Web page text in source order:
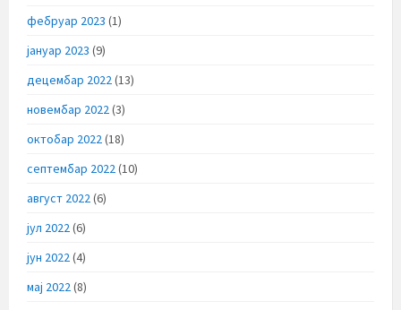
фебруар 2023 (1)
јануар 2023 (9)
децембар 2022(13)
новембар 2022(3)
октобар 2022(18)
септембар 2022(10)
август 2022(6)
јул 2022(6)
јун 2022(4)
мај 2022(8)